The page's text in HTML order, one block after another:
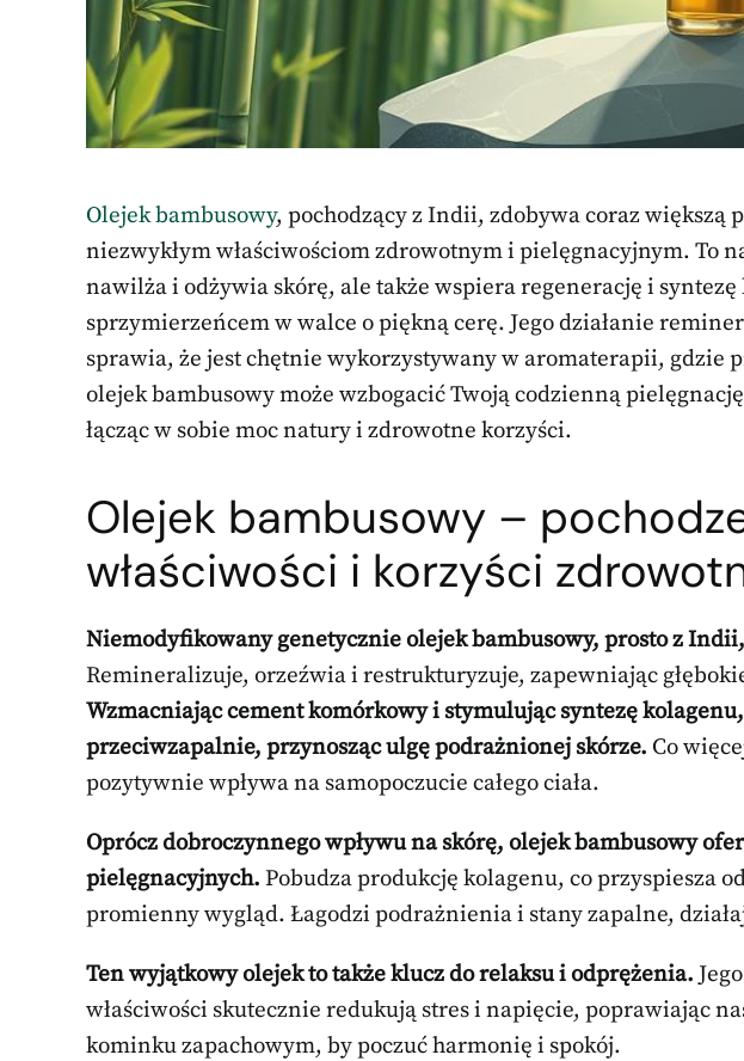
Olejek bambusowy, pochodzący z Indii, zdobywa coraz większą
niezwykłym właściwościom zdrowotnym i pielęgnacyjnym. To
nawilża i odżywia skórę, ale także wspiera regenerację i
sprzymierzeńcem w walce o piękną cerę. Jego działanie
sprawia, że jest chętnie wykorzystywany w aromaterapii, gdzie
olejek bambusowy może wzbogacić Twoją codzienną
łącząc w sobie moc natury i zdrowotne korzyści.
Olejek bambusowy –
właściwości i korzyści
Niemodyfikowany genetycznie olejek bambusowy, prosto z
Remineralizuje, orzeźwia i restrukturyzuje, zapewniając
Wzmacniając cement komórkowy i stymulując syntezę
przeciwzapalnie, przynosząc ulgę podrażnionej skórze. Co
pozytywnie wpływa na samopoczucie całego ciała.
Oprócz dobroczynnego wpływu na skórę, olejek bambusowy
pielęgnacyjnych. Pobudza produkcję kolagenu, co przyspiesza
promienny wygląd. Łagodzi podrażnienia i stany zapalne,
Ten wyjątkowy olejek to także klucz do relaksu i odprężenia.
właściwości skutecznie redukują stres i napięcie, poprawiając
kominku zapachowym, by poczuć harmonię i spokój.